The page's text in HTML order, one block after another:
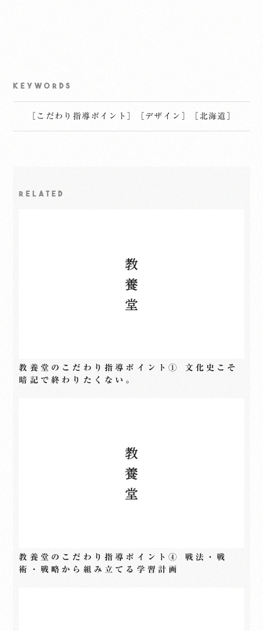
KEYWORDS
こだわり指導ポイント デザイン 北海道
RELATED
教養堂のこだわり指導ポイント① 文化史こそ
暗記で終わりたくない。
教養堂のこだわり指導ポイント④ 戦法・戦
術・戦略から組み立てる学習計画